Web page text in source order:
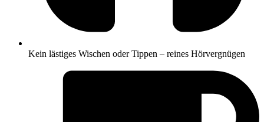
Kein lästiges Wischen oder Tippen – reines Hörvergnügen